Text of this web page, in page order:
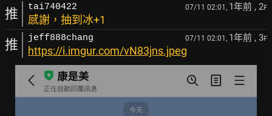
推 tai740422 07/11 02:01, 1年前 , 2F
感謝，抽到冰+1
推 jeff888chang 07/11 02:01, 1年前 , 3F
https://i.imgur.com/vN83jns.jpeg